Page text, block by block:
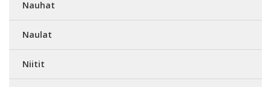
Nauhat
Naulat
Niitit